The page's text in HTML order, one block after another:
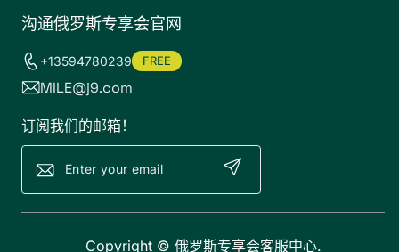
沟通俄罗斯专享会官网
+13594780239 FREE
MILE@j9.com
订阅我们的邮箱！
Copyright © 俄罗斯专享会客服中心.